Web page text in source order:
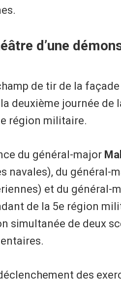
d’une
de tir de la
deuxième journée de
région militaire.
du général-major
navales), du général-
et du général-
de la 5e région
simultanée de deux
des